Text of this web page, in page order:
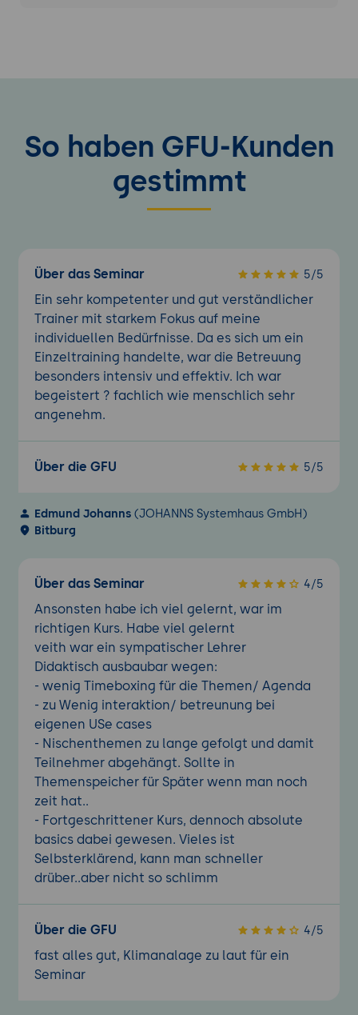
So haben GFU-Kunden
gestimmt
Über das Seminar 5/5
Ein sehr kompetenter und gut verständlicher
Trainer mit starkem Fokus auf meine
individuellen Bedürfnisse. Da es sich um ein
Einzeltraining handelte, war die Betreuung
besonders intensiv und effektiv. Ich war
begeistert ? fachlich wie menschlich sehr
angenehm.
Über die GFU 5/5
Edmund Johanns(JOHANNS Systemhaus GmbH)
Bitburg
Über das Seminar 4/5
Ansonsten habe ich viel gelernt, war im
richtigen Kurs. Habe viel gelernt
veith war ein sympatischer Lehrer
Didaktisch ausbaubar wegen:
- wenig Timeboxing für die Themen/ Agenda
- zu Wenig interaktion/ betreunung bei
eigenen USe cases
- Nischenthemen zu lange gefolgt und damit
Teilnehmer abgehängt. Sollte in
Themenspeicher für Später wenn man noch
zeit hat..
- Fortgeschrittener Kurs, dennoch absolute
basics dabei gewesen. Vieles ist
Selbsterklärend, kann man schneller
drüber..aber nicht so schlimm
Über die GFU 4/5
fast alles gut, Klimanalage zu laut für ein
Seminar